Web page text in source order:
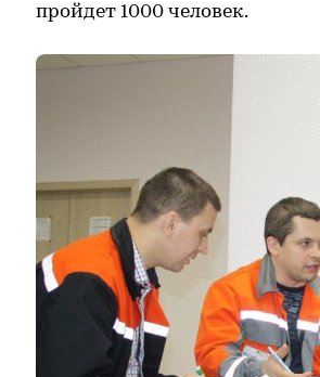
пройдет 1000 человек.